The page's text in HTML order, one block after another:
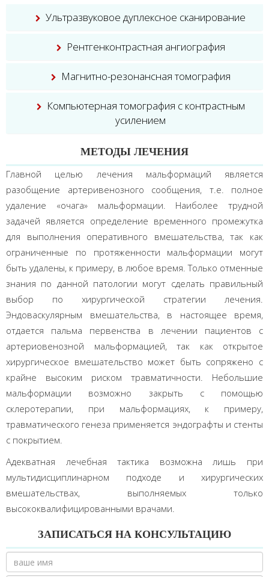
Ультразвуковое дуплексное сканирование
Рентгенконтрастная ангиография
Магнитно-резонансная томография
Компьютерная томография с контрастным
усилением
МЕТОДЫ ЛЕЧЕНИЯ
Главной целью лечения мальформаций является
разобщение артеривенозного сообщения, т.е. полное
удаление «очага» мальформации. Наиболее трудной
задачей является определение временного промежутка
для выполнения оперативного вмешательства, так как
ограниченные по протяженности мальформации могут
быть удалены, к примеру, в любое время. Только отменные
знания по данной патологии могут сделать правильный
выбор по хирургической стратегии лечения.
Эндоваскулярным вмешательства, в настоящее время,
отдается пальма первенства в лечении пациентов с
артериовенозной мальформацией, так как открытое
хирургическое вмешательство может быть сопряжено с
крайне высоким риском травматичности. Небольшие
мальформации возможно закрыть с помощью
склеротерапии, при мальформациях, к примеру,
травматического генеза применяется эндографты и стенты
с покрытием.
Адекватная лечебная тактика возможна лишь при
мультидисциплинарном подходе и хирургических
вмешательствах, выполняемых только
высококвалифицированными врачами.
ЗАПИСАТЬСЯ НА КОНСУЛЬТАЦИЮ